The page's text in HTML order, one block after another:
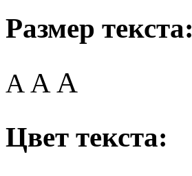
Размер текста:
A AA
Цвет текста: